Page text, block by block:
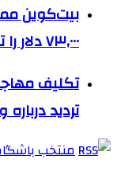
۷۳,۰۰۰ دلار را تست کند
تکلیف
تردید
منتخب